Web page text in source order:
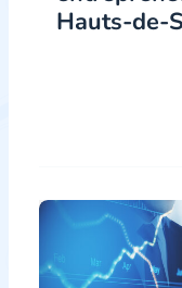
Hauts-de-